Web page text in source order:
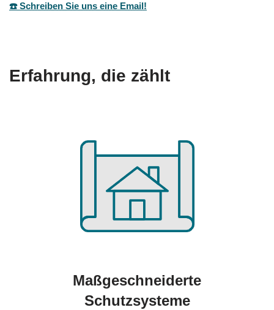
☎️ Schreiben Sie uns eine Email!
Erfahrung, die zählt
Maßgeschneiderte
Schutzsysteme